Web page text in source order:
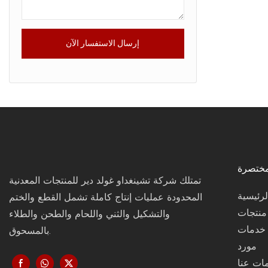
إرسال الاستفسار الآن
تمتلك شركة تشينغداو غولد دير للمنتجات المعدنية
المحدودة عمليات إنتاج كاملة تشمل القطع والختم
والتشكيل والثني واللحام والطحن والطلاء
منتجات
خدمات
مورد
عنا